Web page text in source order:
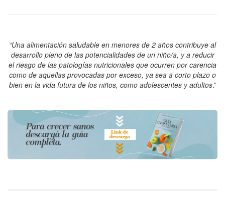
“Una alimentación saludable en menores de 2 años contribuye al
desarrollo pleno de las potencialidades de un niño/a, y a reducir
el riesgo de las patologías nutricionales que ocurren por carencia
como de aquellas provocadas por exceso, ya sea a corto plazo o
bien en la vida futura de los niños, como adolescentes y adultos.”